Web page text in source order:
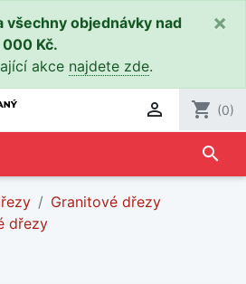
všechny objednávky nad
000 Kč.
akce najdete zde.
×
 shopping_cart (0)
search
Granitové dřezy
dřezy